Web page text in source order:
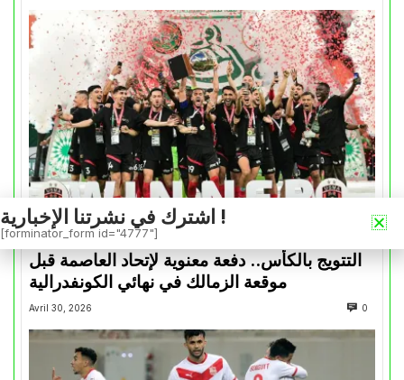
كأس الكونفدرالية
التتويج بالكأس.. دفعة معنوية لإتحاد العاصمة قبل
موقعة الزمالك في نهائي الكونفدرالية
Avril 30, 2026 0
اشترك في نشرتنا الإخبارية !
[forminator_form id="4777"]